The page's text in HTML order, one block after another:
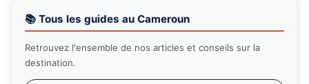
📚 Tous les guides au Cameroun
Retrouvez l'ensemble de nos articles et conseils sur la
destination.